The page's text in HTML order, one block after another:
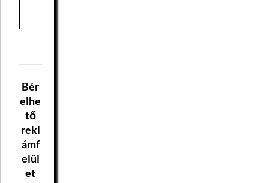
Bér
elhe
tő
rekl
ámf
elül
et